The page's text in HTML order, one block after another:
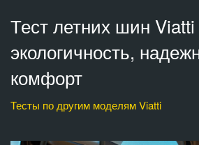
Тест летних шин
экологичность,
комфорт
Тесты по другим моделям Viatti